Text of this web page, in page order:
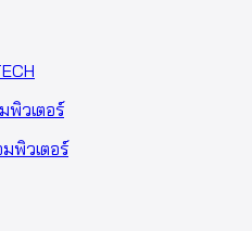
พิวเตอร์
มพิวเตอร์